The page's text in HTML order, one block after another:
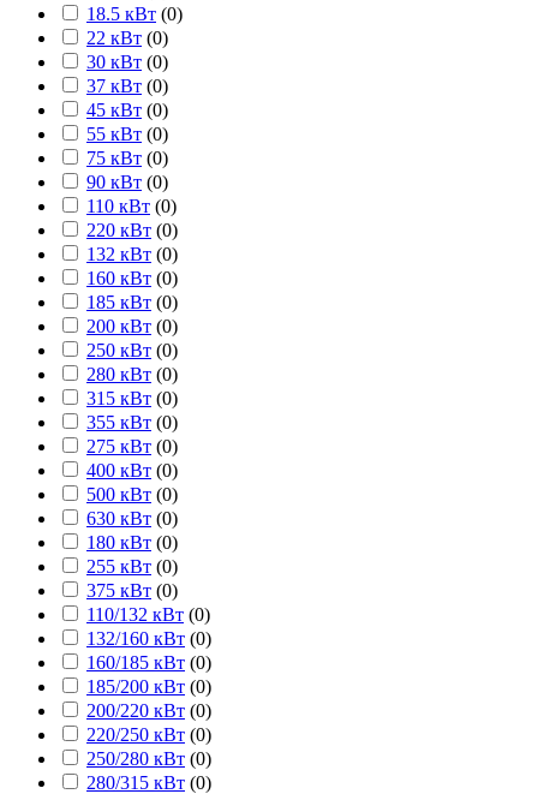
18.5 кВт (0)
22 кВт (0)
30 кВт (0)
37 кВт (0)
45 кВт (0)
55 кВт (0)
75 кВт (0)
90 кВт (0)
110 кВт (0)
220 кВт (0)
132 кВт (0)
160 кВт (0)
185 кВт (0)
200 кВт (0)
250 кВт (0)
280 кВт (0)
315 кВт (0)
355 кВт (0)
275 кВт (0)
400 кВт (0)
500 кВт (0)
630 кВт (0)
180 кВт (0)
255 кВт (0)
375 кВт (0)
110/132 кВт (0)
132/160 кВт (0)
160/185 кВт (0)
185/200 кВт (0)
200/220 кВт (0)
220/250 кВт (0)
250/280 кВт (0)
280/315 кВт (0)